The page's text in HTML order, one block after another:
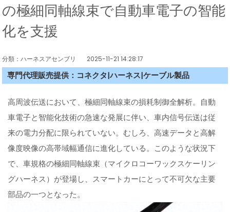
の極細同軸線束で自動車電子の智能
化を支援
分類：ハーネスアセンブリ 2025-11-21 14:28:17
専門代理販売提供：コネクタ|ハーネス|ケーブル製品
高周波伝送において、極細同軸線束の損耗制御全解析。自動
車電子と智能化技術の急速な発展に伴い、車内信号伝送は従
来の電力分配に限られていない。むしろ、高速データと高解
像度映像の高帯域幅通信に進化している。このような状況下
で、車規格の極細同軸線束（マイクロコーワックスケーリン
グハーネス）が登場し、スマートカーにとって不可欠な主要
部品の一つとなった。